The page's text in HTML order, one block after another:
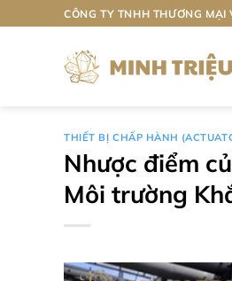
qua
CÔNG TY TNHH THƯƠNG
THIẾT BỊ CHẤP HÀNH
Nhược điểm
Môi trường